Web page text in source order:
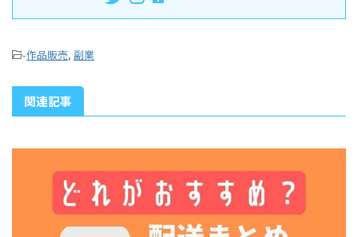
-作品販売, 副業
関連記事